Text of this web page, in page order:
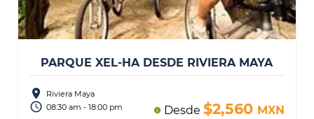
PARQUE XEL-HA DESDE RIVIERA MAYA
place Riviera Maya
access_time 08:30 am - 18:00 pm info Desde $2,560 MXN